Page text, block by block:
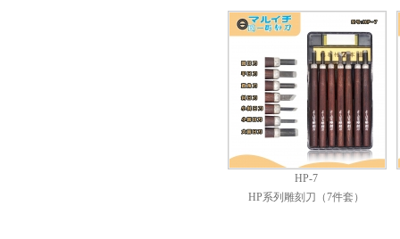
HP-7
HP系列雕刻刀（7件套）